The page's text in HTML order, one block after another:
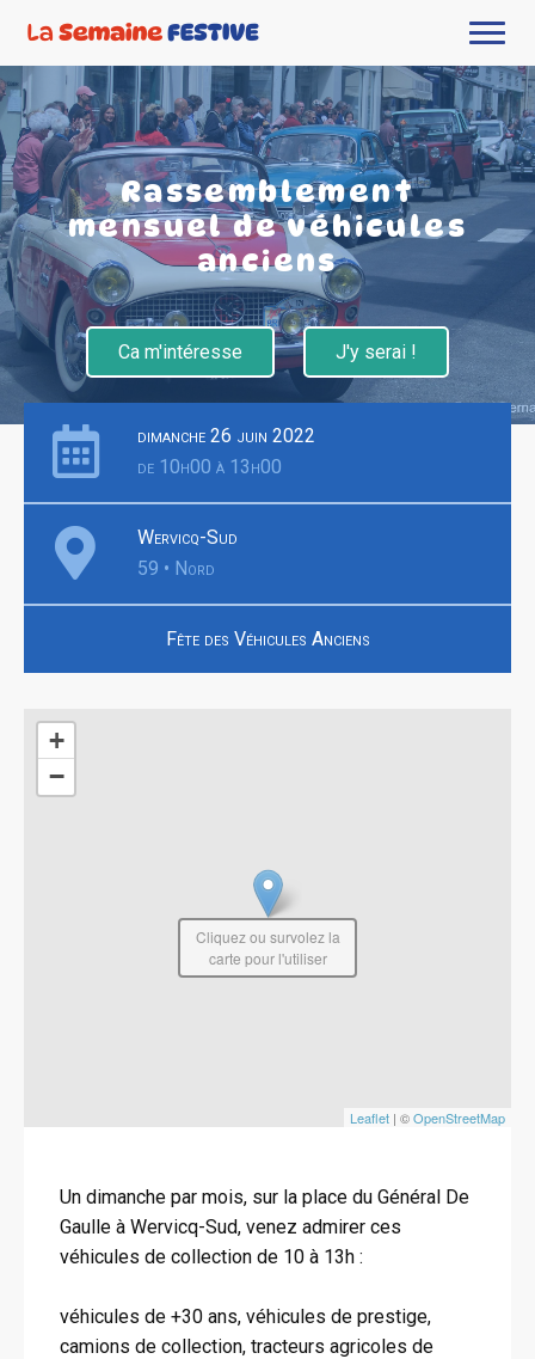
Rassemblement
mensuel de véhicules
anciens
Ca m'intéresse J'y serai !
dimanche 26 juin 2022
de 10h00 à 13h00
Wervicq-Sud
59 • Nord
Fête des Véhicules Anciens
+
−
Leaflet | ©OpenStreetMap
Cliquez ou survolez la
carte pour l'utiliser
Un dimanche par mois, sur la place du Général De
Gaulle à Wervicq-Sud, venez admirer ces
véhicules de collection de 10 à 13h :
véhicules de +30 ans, véhicules de prestige,
camions de collection, tracteurs agricoles de